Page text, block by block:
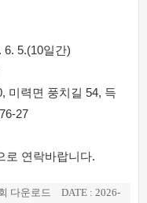
6. 5.(10일간)
미력면 풍치길 54, 득
27
로 연락바랍니다.
다운로드
DATE : 2026-